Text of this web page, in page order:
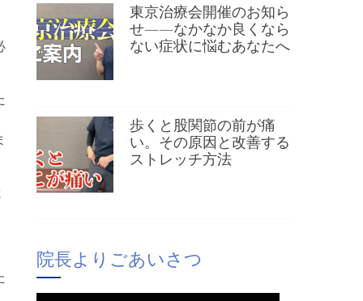
東京治療会開催のお知ら
せ——なかなか良くなら
ない症状に悩むあなたへ
歩くと股関節の前が痛
い。その原因と改善する
ストレッチ方法
院長よりごあいさつ